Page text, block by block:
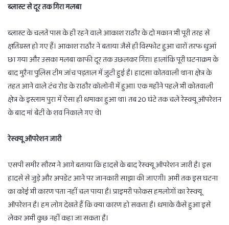
ब्लास्ट से दूर तक गिरा मलबा
ब्लास्ट के चलते पास के ही रहने वाले आकाश राठौर के दो मकान भी पूरी तरह से
क्षतिग्रस्त हो गए हैं। आकाश राठौर ने बताया जैसे ही विस्फोट हुआ चारों तरफ धुआं
छा गया और उसका मलबा काफी दूर तक उछलकर गिरा। हालांकि पूरी घटनाक्रम के
बाद मुरैना पुलिस टीम जांच पड़ताल में जुटी हुई है। हादसा कोतवाली थाना क्षेत्र के
तहत आने वाले टंच रोड के राठौर कॉलोनी में हुआ। एक महीने पहले भी कोतवाली
क्षेत्र के इस्लाम पुरा में ऐसा ही धमाका हुआ था। तब 20 घंटे तक चले रेस्क्यू ऑपरेशन
के बाद मां बेटी के शव निकाले गए थे।
रेस्क्यू ऑपरेशन जारी
एसपी समीर सौरभ ने आगे बताया कि हादसे के बाद रेस्क्यू ऑपरेशन जारी है। इस
हादसे से जुड़े और अपडेट आने पर जानकारी साझा की जाएगी। अभी तक इस घटना
का कोई भी कारण पता नहीं चल पाया है। प्राइमरी फोकस हमलोगों का रेस्क्यू
ऑपरेशन है। हम लोग देखते हैं कि क्या कारण हो सकता है। धमाके कैसे हुआ इसे
लेकर अभी कुछ नहीं कहा जा सकता है।